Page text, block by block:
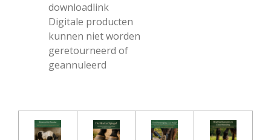
downloadlink
Digitale producten
kunnen niet worden
geretourneerd of
geannuleerd